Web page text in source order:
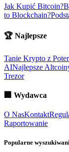
Jak Kupić Bitcoin?
to Blockchain?
🏆 Najlepsze
Tanie Krypto z
AINajlepsze
Trezor
🏢 Wydawca
O NasKontakt
Raportowanie
Popularne